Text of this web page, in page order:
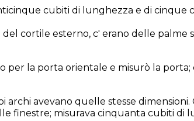
cubiti di lunghezza e di cinque
cortile esterno, c' erano delle palme
per la porta orientale e misurò la porta;
archi avevano quelle stesse
finestre; misurava cinquanta cubiti di